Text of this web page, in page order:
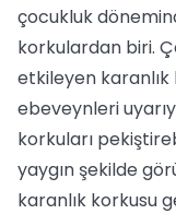
çocukluk
korkulardan biri.
etkileyen
ebeveynleri
korkuları
yaygın şekilde
karanlık korkusu